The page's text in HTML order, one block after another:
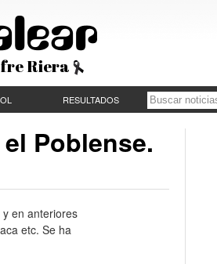
Riera
RESULTADOS
Poblense.
en anteriores
etc. Se ha